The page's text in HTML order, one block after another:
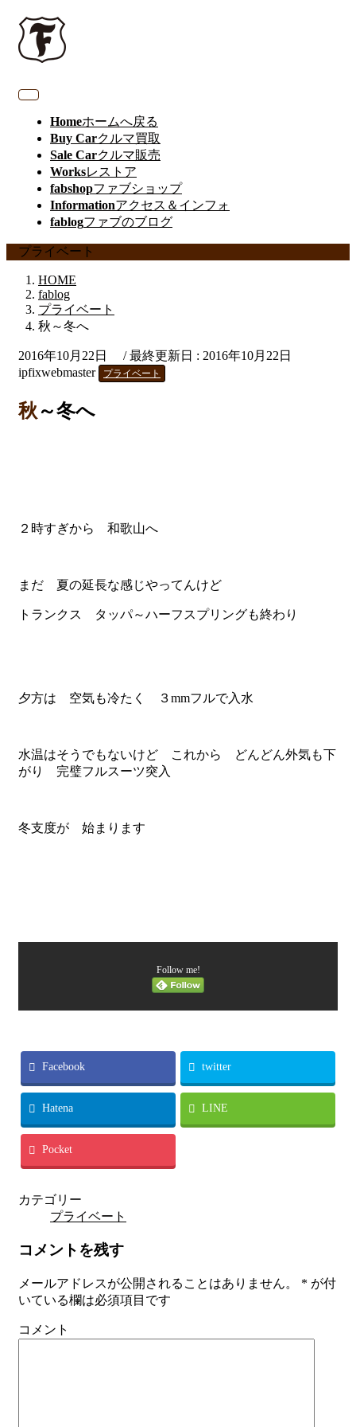
Homeホームへ戻る
Buy Carクルマ買取
Sale Carクルマ販売
Worksレストア
fabshopファブショップ
Informationアクセス＆インフォ
fablogファブのブログ
プライベート
HOME
fablog
プライベート
秋～冬へ
2016年10月22日 / 最終更新日 : 2016年10月22日
ipfixwebmaster
プライベート
秋～冬へ
２時すぎから 和歌山へ
まだ 夏の延長な感じやってんけど
トランクス タッパ～ハーフスプリングも終わり
夕方は 空気も冷たく ３mmフルで入水
水温はそうでもないけど これから どんどん外気も下
がり 完璧フルスーツ突入
冬支度が 始まります
Follow me!
Facebook twitter
Hatena LINE
Pocket
カテゴリー
プライベート
コメントを残す
メールアドレスが公開されることはありません。 * が付
いている欄は必須項目です
コメント